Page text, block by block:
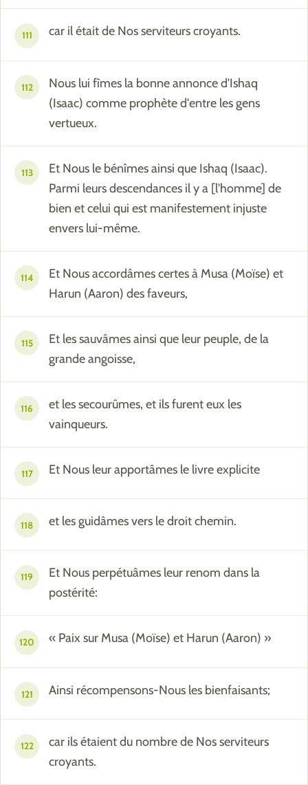
111 car il était de Nos serviteurs croyants.
112
Nous lui fîmes la bonne annonce d'Ishaq
(Isaac) comme prophète d'entre les gens
vertueux.
113
Et Nous le bénîmes ainsi que Ishaq (Isaac).
Parmi leurs descendances il y a [l'homme] de
bien et celui qui est manifestement injuste
envers lui-même.
114
Et Nous accordâmes certes à Musa (Moïse) et
Harun (Aaron) des faveurs,
115
Et les sauvâmes ainsi que leur peuple, de la
grande angoisse,
116
et les secourûmes, et ils furent eux les
vainqueurs.
117 Et Nous leur apportâmes le livre explicite
118 et les guidâmes vers le droit chemin.
119
Et Nous perpétuâmes leur renom dans la
postérité:
120 « Paix sur Musa (Moïse) et Harun (Aaron) »
121 Ainsi récompensons-Nous les bienfaisants;
122
car ils étaient du nombre de Nos serviteurs
croyants.